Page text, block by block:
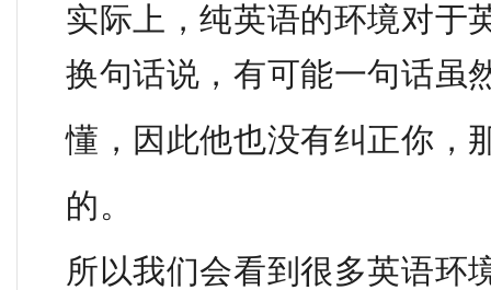
实际上，纯英语的环境对于
换句话说，有可能一句话虽
懂，因此他也没有纠正你，
的。
所以我们会看到很多英语环